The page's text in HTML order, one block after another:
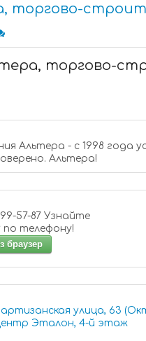
торгово-
торгово-
Альтера - с 1998 года
Альтера!
по телефону!
браузер
улица, 63
Эталон, 4-й этаж